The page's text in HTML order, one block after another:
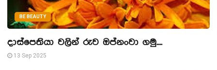
BE BEAUTY
දාස්පෙතියා වලින් රුව ඔප්නංවා ගමු....
13 Sep 2025